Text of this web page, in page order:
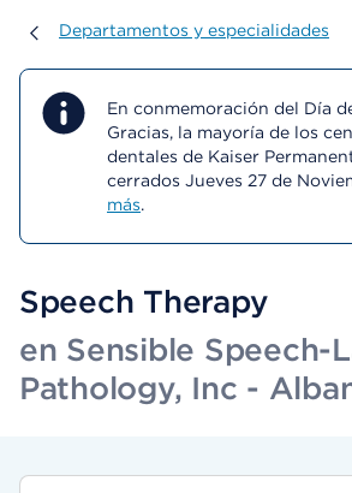
Departamentos y especialidades
Departamentos y especialidades
En conmemoración del Día
Gracias, la mayoría de los
dentales de Kaiser
cerrados Jueves 27 de
más.
Speech Therapy
en Sensible Speech-
Pathology, Inc -